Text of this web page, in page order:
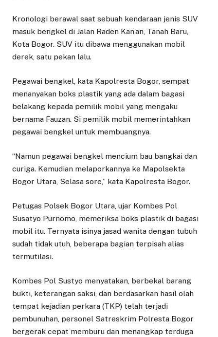
Kronologi berawal saat sebuah kendaraan jenis SUV
masuk bengkel di Jalan Raden Kan’an, Tanah Baru,
Kota Bogor. SUV itu dibawa menggunakan mobil
derek, satu pekan lalu.
Pegawai bengkel, kata Kapolresta Bogor, sempat
menanyakan boks plastik yang ada dalam bagasi
belakang kepada pemilik mobil yang mengaku
bernama Fauzan. Si pemilik mobil memerintahkan
pegawai bengkel untuk membuangnya.
“Namun pegawai bengkel mencium bau bangkai dan
curiga. Kemudian melaporkannya ke Mapolsekta
Bogor Utara, Selasa sore,” kata Kapolresta Bogor.
Petugas Polsek Bogor Utara, ujar Kombes Pol
Susatyo Purnomo, memeriksa boks plastik di bagasi
mobil itu. Ternyata isinya jasad wanita dengan tubuh
sudah tidak utuh, beberapa bagian terpisah alias
termutilasi.
Kombes Pol Sustyo menyatakan, berbekal barang
bukti, keterangan saksi, dan berdasarkan hasil olah
tempat kejadian perkara (TKP) telah terjadi
pembunuhan, personel Satreskrim Polresta Bogor
bergerak cepat memburu dan menangkap terduga